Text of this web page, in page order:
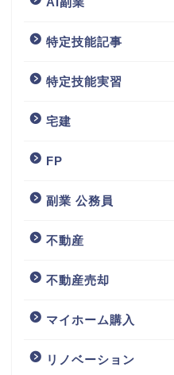
特定技能記事
特定技能実習
宅建
FP
副業 公務員
不動産
不動産売却
マイホーム購入
リノベーション